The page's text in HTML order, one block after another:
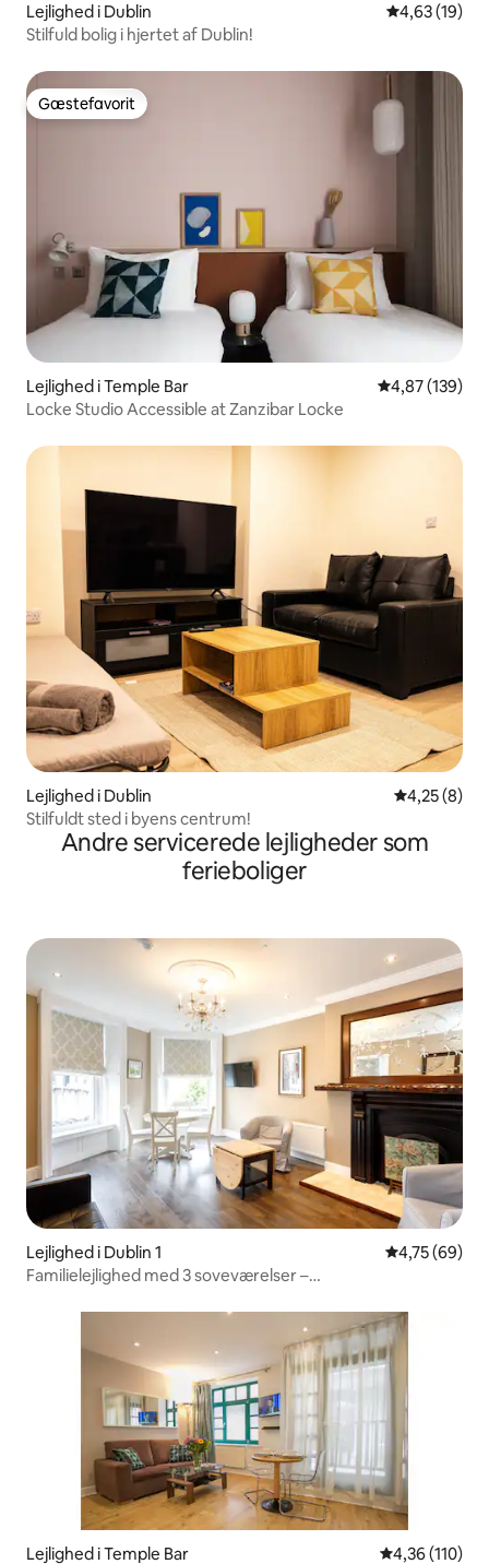
Lejlighed i Dublin 4,63 ud af 5
4,63 (19)
Stilfuld bolig i hjertet af Dublin!
Gæstefavorit
Gæstefavorit
Lejlighed i Temple Bar 4,87 ud af 5 i
4,87 (139)
Locke Studio Accessible at Zanzibar Locke
Lejlighed i Dublin 4,25 ud af 5
4,25 (8)
Stilfuldt sted i byens centrum!
Andre servicerede lejligheder som
ferieboliger
Lejlighed i Dublin 1 4,75 ud af 5 i
4,75 (69)
Familielejlighed med 3 soveværelser –
Lejlighed i Temple Bar 4,36 ud af 5 i
4,36 (110)